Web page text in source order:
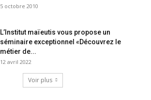
5 octobre 2010
L’Institut maïeutis vous propose un
séminaire exceptionnel «Découvrez le
métier de...
12 avril 2022
Voir plus